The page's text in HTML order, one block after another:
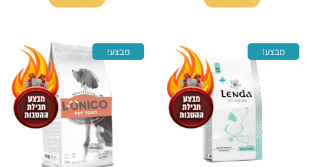
מבצע!
המקורי
היה:
329.00 ₪.
המחיר
הנוכחי
הוא:
300.00 ₪.
מבצע!
המחיר
המקורי
היה:
259.00 ₪.
המחיר
הנוכחי
הוא:
₪.